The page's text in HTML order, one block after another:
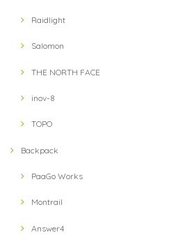
Raidlight
Salomon
THE NORTH FACE
inov-8
TOPO
Backpack
PaaGo Works
Montrail
Answer4